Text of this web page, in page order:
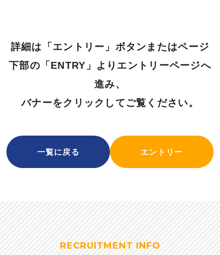
詳細は「エントリー」ボタンまたはページ
下部の「ENTRY」よりエントリーページへ
進み、
バナーをクリックしてご覧ください。
一覧に戻る エントリー
RECRUITMENT INFO